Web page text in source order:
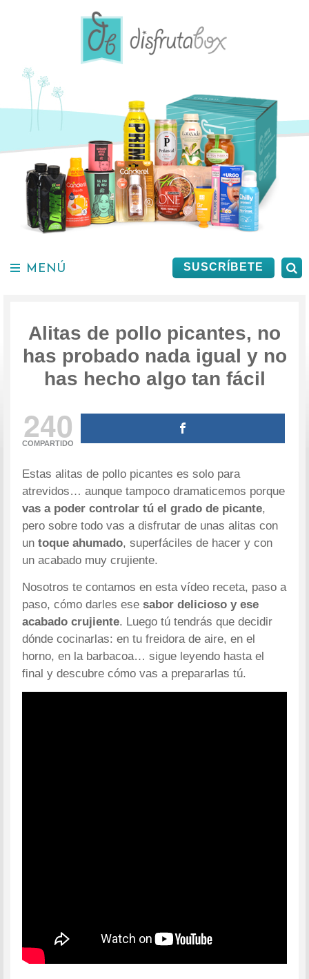
SUSCRÍBETE
MENÚ
Alitas de pollo picantes, no
has probado nada igual y no
has hecho algo tan fácil
240
COMPARTIDO
Estas alitas de pollo picantes es solo para
atrevidos… aunque tampoco dramaticemos porque
vas a poder controlar tú el grado de picante,
pero sobre todo vas a disfrutar de unas alitas con
untoque ahumado, superfáciles de hacer y con
un acabado muy crujiente.
Nosotros te contamos en esta vídeo receta, paso a
paso, cómo darles esesabor delicioso y ese
acabado crujiente. Luego tú tendrás que decidir
dónde cocinarlas: en tu freidora de aire, en el
horno, en la barbacoa… sigue leyendo hasta el
final y descubre cómo vas a prepararlas tú.